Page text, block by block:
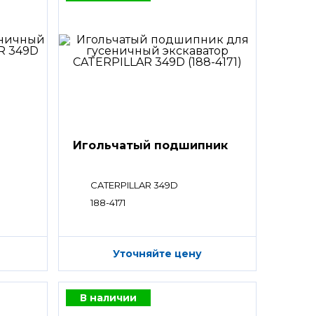
Игольчатый подшипник
CATERPILLAR 349D
188-4171
Уточняйте цену
В наличии